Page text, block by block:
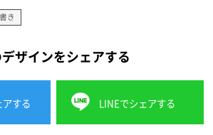
き
デザインをシェアする
する LINEでシェアする